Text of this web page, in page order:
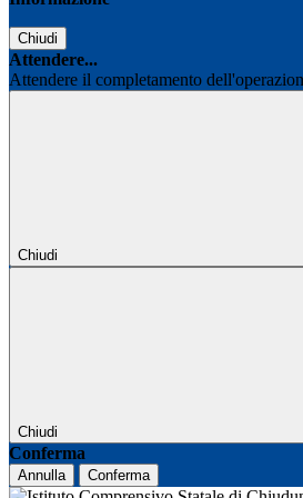
Chiudi
Attendere...
Attendere il completamento
Chiudi
Chiudi
Conferma
Annulla Conferma